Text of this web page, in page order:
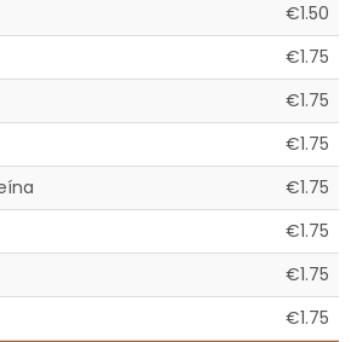
€1.50
€1.75
€1.75
€1.75
€1.75
€1.75
€1.75
€1.75